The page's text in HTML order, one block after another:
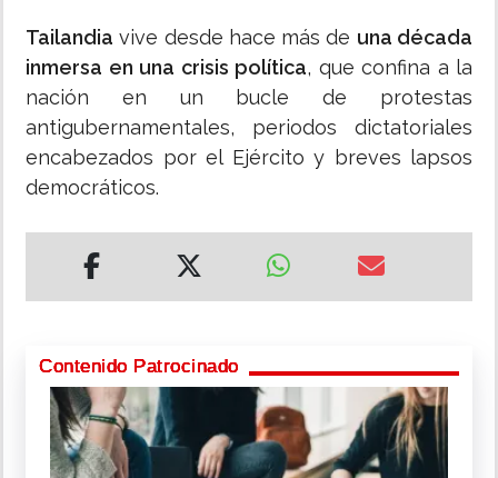
Tailandia vive desde hace más de una década
inmersa en una crisis política, que confina a la
nación en un bucle de protestas
antigubernamentales, periodos dictatoriales
encabezados por el Ejército y breves lapsos
democráticos.
Contenido Patrocinado